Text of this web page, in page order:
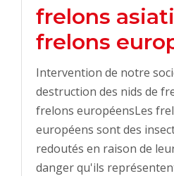
frelons
frelons
Intervention de notre
destruction des nids de
frelons européensLes
européens sont des
redoutés en raison de
danger qu'ils